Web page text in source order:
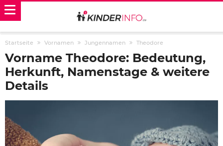
Startseite Vornamen Jungennamen Theodore
Vorname Theodore: Bedeutung,
Herkunft, Namenstage & weitere
Details